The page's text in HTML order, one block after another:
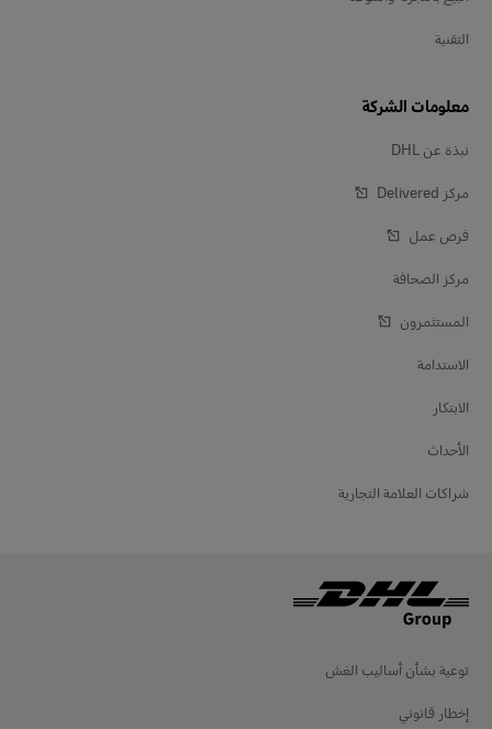
التقنية
معلومات الشركة
نبذة عن DHL
مركز Delivered‎
فرص عمل
مركز الصحافة
المستثمرون
الاستدامة
الابتكار
الأحداث
شراكات العلامة التجارية
توعية بشأن أساليب الغش
إخطار قانوني